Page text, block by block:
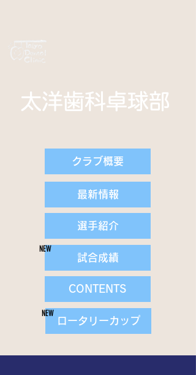
太洋歯科卓球部
クラブ概要
最新情報
選手紹介
試合成績
NEW
CONTENTS
ロータリーカップ
NEW